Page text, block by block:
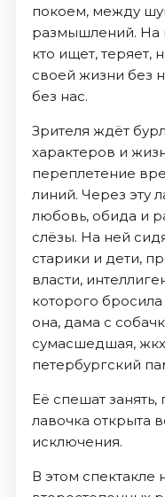
покоем, между
размышлений. На
кто ищет, теряет,
своей жизни без
без нас.
Зрителя ждёт
характеров и
переплетение
линий. Через эту
любовь, обида и
слёзы. На ней
старики и дети,
власти,
которого
она, дама с
сумасшедшая,
петербургский
Её спешат
лавочка открыта
исключения.
В этом спектакле